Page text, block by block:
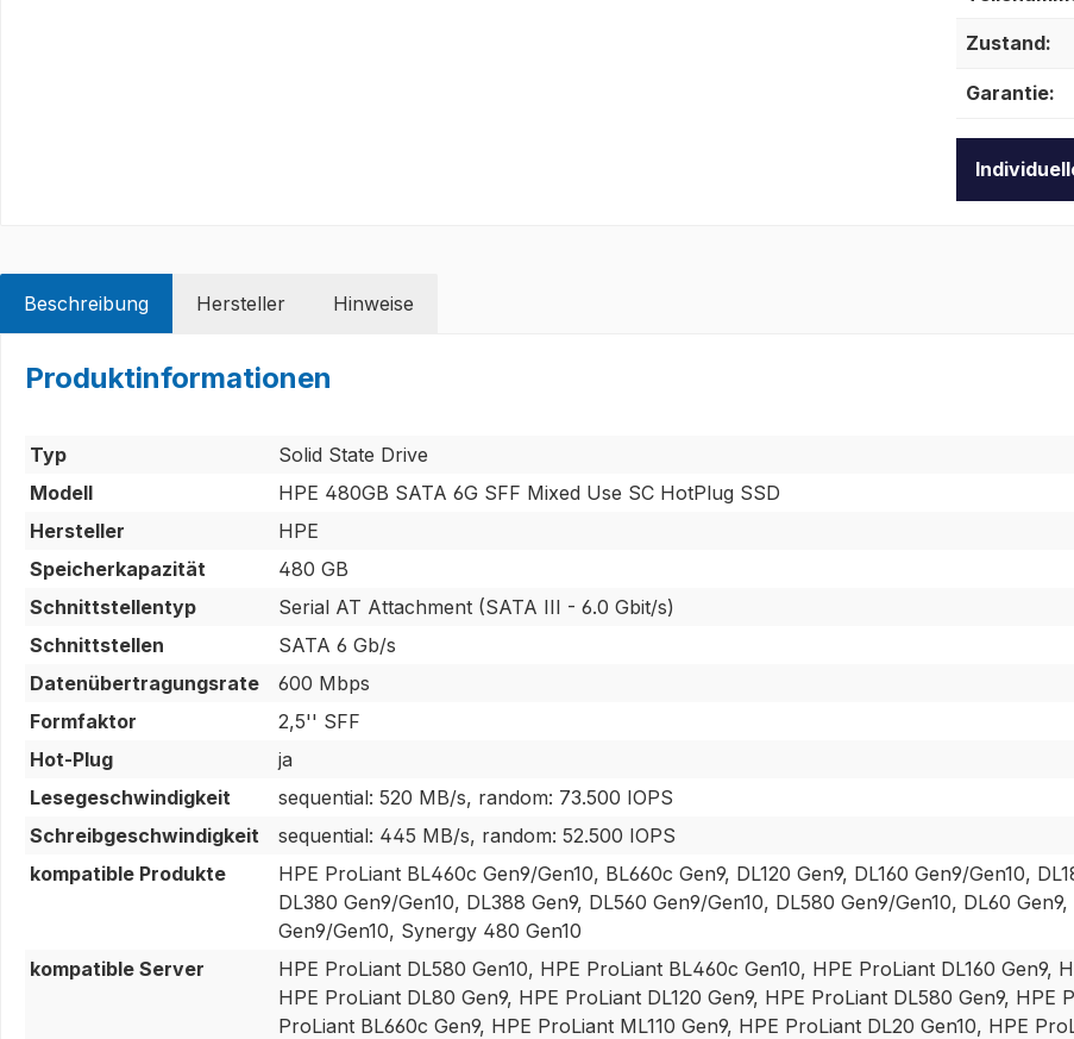
Zustand:
Garantie:
Beschreibung Hersteller Hinweise
Produktinformationen
Typ
Solid State Drive
Modell
HPE 480GB SATA 6G SFF Mixed Use SC HotPlug SSD
Hersteller
HPE
Speicherkapazität
480 GB
Schnittstellentyp
Serial AT Attachment (SATA III - 6.0 Gbit/s)
Schnittstellen
SATA 6 Gb/s
Datenübertragungsrate
600 Mbps
Formfaktor
2,5'' SFF
Hot-Plug
ja
Lesegeschwindigkeit
sequential: 520 MB/s, random: 73.500 IOPS
Schreibgeschwindigkeit
sequential: 445 MB/s, random: 52.500 IOPS
kompatible Produkte
HPE ProLiant BL460c Gen9/Gen10, BL660c Gen9, DL120 Gen9, DL160 Gen9/Gen10,
DL380 Gen9/Gen10, DL388 Gen9, DL560 Gen9/Gen10, DL580 Gen9/Gen10, DL60
Gen9/Gen10, Synergy 480 Gen10
kompatible Server
HPE ProLiant DL580 Gen10, HPE ProLiant BL460c Gen10, HPE ProLiant DL160 Gen9,
HPE ProLiant DL80 Gen9, HPE ProLiant DL120 Gen9, HPE ProLiant DL580 Gen9, HPE
ProLiant BL660c Gen9, HPE ProLiant ML110 Gen9, HPE ProLiant DL20 Gen10, HPE